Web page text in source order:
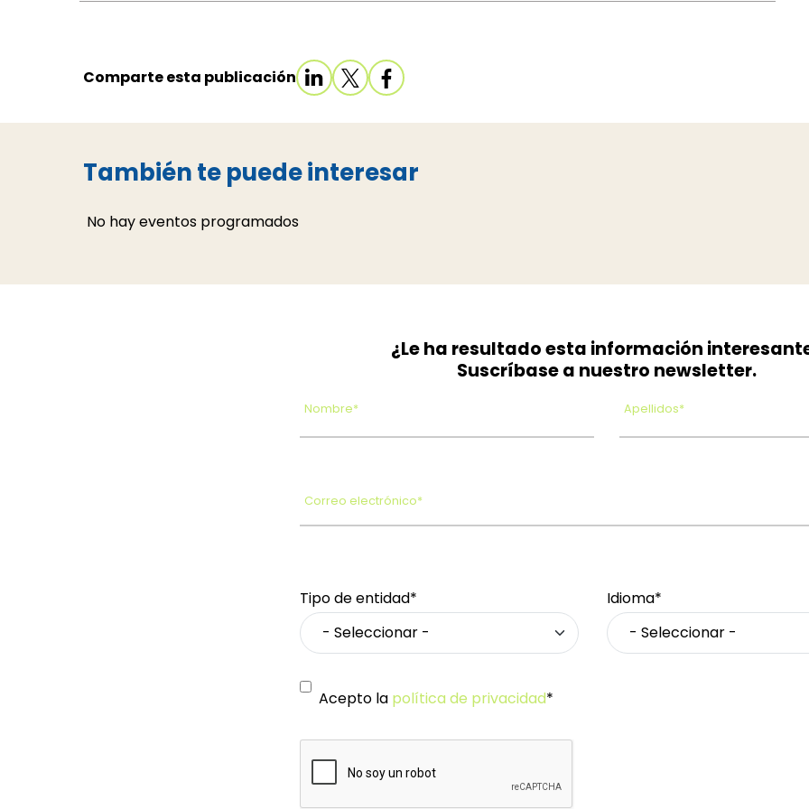
Comparte esta publicación
También te puede interesar
No hay eventos programados
¿Le ha resultado esta información
Suscríbase a nuestro newsletter.
Nombre* Apellidos*
Correo electrónico*
Tipo de entidad* Idioma*
Acepto la política de privacidad*